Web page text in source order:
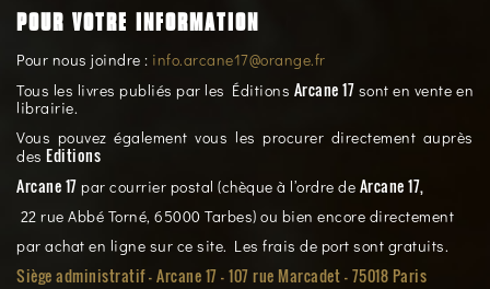
POUR VOTRE INFORMATION
Pour nous joindre : info.arcane17@orange.fr
Tous les livres publiés par les Éditions Arcane 17 sont en vente en
librairie.
Vous pouvez également vous les procurer directement auprès
des Editions
Arcane 17 par courrier postal (chèque à l’ordre de Arcane 17,
22 rue Abbé Torné, 65000 Tarbes) ou bien encore directement
par achat en ligne sur ce site. Les frais de port sont gratuits.
Siège administratif - Arcane 17 - 107 rue Marcadet - 75018 Paris